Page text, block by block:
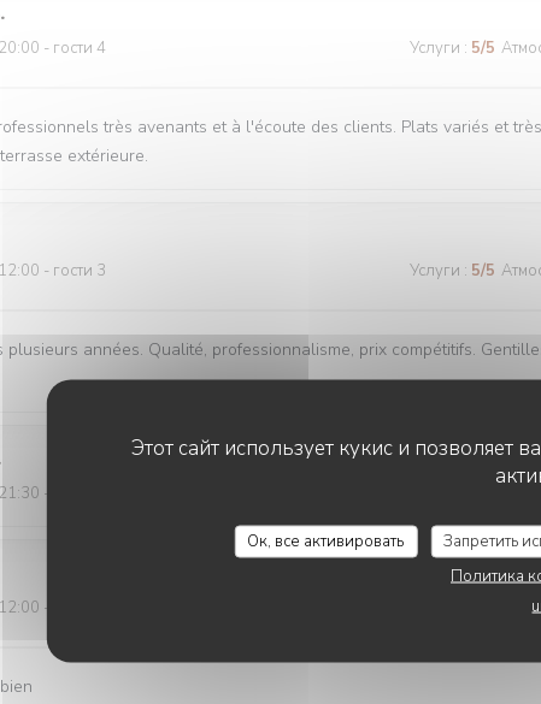
Этот сайт использует кукис и позволяет
Ок, все активировать Запретить
Политика
- гости 4 Услуги : 5/5
très avenants et à l'écoute des clients. Plats variés et
extérieure.
- гости 3 Услуги : 5/5
plusieurs années. Qualité, professionnalisme, prix compétitifs.
- гости 2
- гости 2
LE